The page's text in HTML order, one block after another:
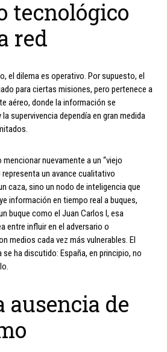
tecnológico
red
el dilema es operativo. Por supuesto, el
para ciertas misiones, pero pertenece a
aéreo, donde la información se
supervivencia dependía en gran medida
nuevamente a un “viejo
representa un avance cualitativo
caza, sino un nodo de inteligencia que
información en tiempo real a buques,
buque como el Juan Carlos I, esa
entre influir en el adversario o
medios cada vez más vulnerables. El
ha discutido: España, en principio, no
ausencia de